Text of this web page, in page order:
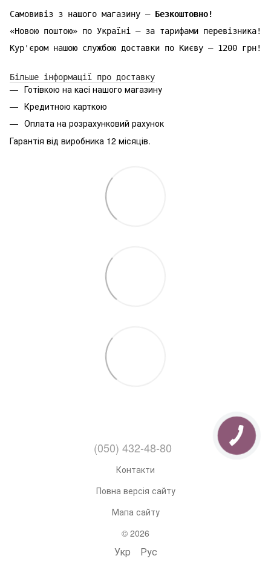
Самовивіз з нашого магазину — Безкоштовно!
«Новою поштою» по Україні — за тарифами перевізника!
Кур'єром нашою службою доставки по Києву — 1200 грн!
Більше інформації про доставку
Готівкою на касі нашого магазину
Кредитною карткою
Оплата на розрахунковий рахунок
Гарантія від виробника 12 місяців.
(050) 432-48-80
Контакти
Повна версія сайту
Мапа сайту
© 2026
Укр Рус